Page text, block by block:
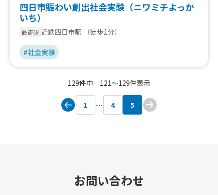
四日市賑わい創出社会実験（ニワミチよっか
いち）
最寄駅 近鉄四日市駅 （徒歩1分）
#社会実験
129件中 121〜129件表示
1 4 5
お問い合わせ